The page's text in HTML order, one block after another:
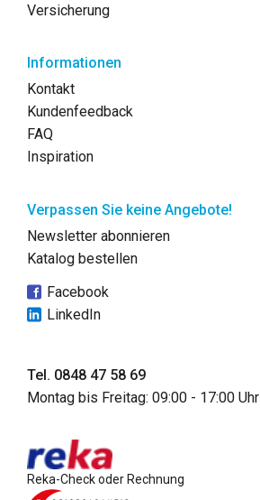
Versicherung
Informationen
Kontakt
Kundenfeedback
FAQ
Inspiration
Verpassen Sie keine Angebote!
Newsletter abonnieren
Katalog bestellen
Facebook
LinkedIn
Tel. 0848 47 58 69
Montag bis Freitag: 09:00 - 17:00 Uhr
Reka-Check oder Rechnung